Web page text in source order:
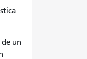
de un